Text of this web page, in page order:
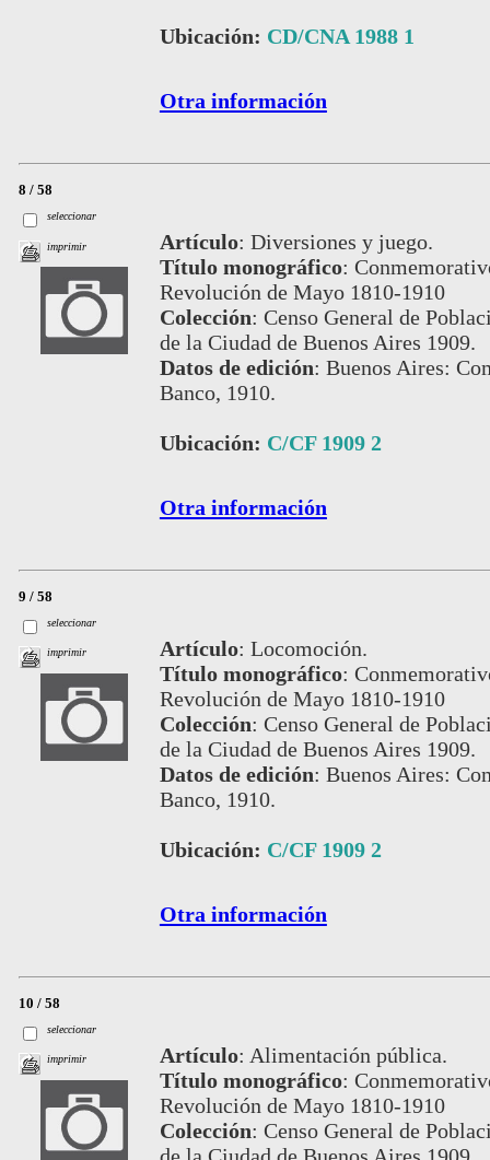
Ubicación: CD/CNA 1988 1
Otra información
8 / 58
seleccionar
imprimir Artículo: Diversiones y juego.
Título monográfico:
Revolución de Mayo 1810-1910
Colección: Censo General de
de la Ciudad de Buenos Aires 1909.
Datos de edición: Buenos Aires:
Banco, 1910.
Ubicación: C/CF 1909 2
Otra información
9 / 58
seleccionar
imprimir Artículo: Locomoción.
Título monográfico:
Revolución de Mayo 1810-1910
Colección: Censo General de
de la Ciudad de Buenos Aires 1909.
Datos de edición: Buenos Aires:
Banco, 1910.
Ubicación: C/CF 1909 2
Otra información
10 / 58
seleccionar
imprimir Artículo: Alimentación pública.
Título monográfico:
Revolución de Mayo 1810-1910
Colección: Censo General de